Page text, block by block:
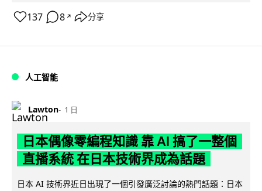
137 8 ↗ 分享
人工智能
Lawton 1 日
日本偶像零編程知識 靠 AI 搞了一整個
直播系統 在日本技術界成為話題
日本 AI 技術界近日出現了一個引發廣泛討論的熱門話題：日本